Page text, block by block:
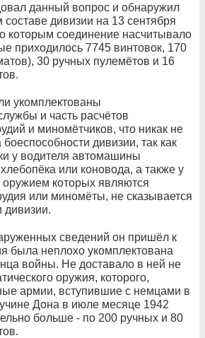
данный вопрос и обнаружил
дивизии на 13 сентября
которым соединение насчитывало
приходилось 7745 винтовок, 170
30 ручных пулемётов и 16
укомплектованы
и часть расчётов
и миномётчиков, что никак не
боеспособности дивизии, так как
у водителя автомашины
или коновода, а также у
оружием которых являются
или миномёты, не сказывается
дивизии.
сведений он пришёл к
была неплохо укомплектована
войны. Не доставало в ней не
оружия, которого,
армии, вступившие с немцами в
Дона в июле месяце 1942
больше - по 200 ручных и 80